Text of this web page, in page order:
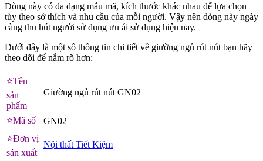
Dòng này có đa dạng mẫu mã, kích thước khác nhau để lựa chọn
tùy theo sở thích và nhu cầu của mỗi người. Vậy nên dòng này ngày
càng thu hút người sử dụng ưu ái sử dụng hiện nay.
Dưới đây là một số thông tin chi tiết về giường ngủ rút nút bạn hãy
theo dõi để nắm rõ hơn:
⭐️Tên
sản
phẩm
Giường ngủ rút nút GN02
⭐️Mã số
GN02
⭐️Đơn vị
sản xuất
Nội thất Tiết Kiệm